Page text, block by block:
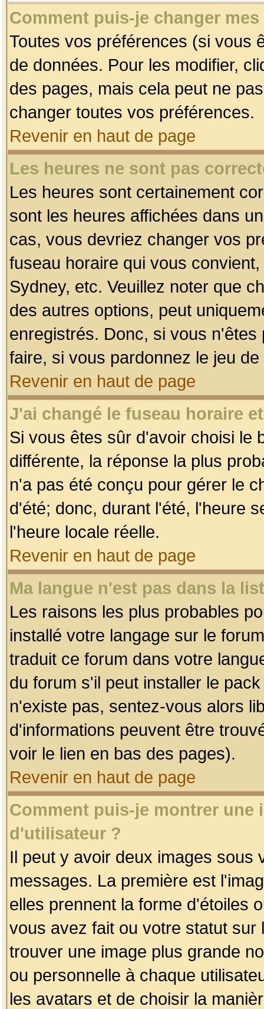
Comment puis-je changer
Toutes vos préférences (si vous
de données. Pour les modifier,
des pages, mais cela peut ne
changer toutes vos préférences.
Revenir en haut de page
Les heures ne sont pas
Les heures sont certainement
sont les heures affichées dans
cas, vous devriez changer vos
fuseau horaire qui vous
Sydney, etc. Veuillez noter que
des autres options, peut
enregistrés. Donc, si vous
faire, si vous pardonnez le jeu
Revenir en haut de page
J'ai changé le fuseau horaire
Si vous êtes sûr d'avoir choisi le
différente, la réponse la plus
n'a pas été conçu pour gérer le
d'été; donc, durant l'été, l'heure
l'heure locale réelle.
Revenir en haut de page
Ma langue n'est pas dans la
Les raisons les plus probables
installé votre langage sur le
traduit ce forum dans votre
du forum s'il peut installer le
n'existe pas, sentez-vous alors
d'informations peuvent être
voir le lien en bas des pages).
Revenir en haut de page
Comment puis-je montrer une
d'utilisateur ?
Il peut y avoir deux images sous
messages. La première est
elles prennent la forme d'étoiles
vous avez fait ou votre statut
trouver une image plus grande
ou personnelle à chaque
les avatars et de choisir la